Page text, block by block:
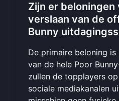
Zijn er beloningen
verslaan van de
Bunny
De primaire beloning is
van de hele Poor
zullen de topplayers
sociale mediakanalen